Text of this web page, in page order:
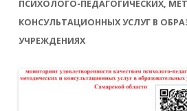
ПСИХОЛОГО-ПЕДАГОГИЧЕСКИХ,
КОНСУЛЬТАЦИОННЫХ УСЛУГ В
УЧРЕЖДЕНИЯХ